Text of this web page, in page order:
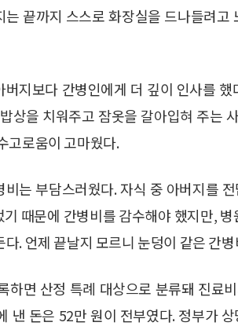
끝까지 스스로 화장실을 드나들려
지보다 간병인에게 더 깊이 인사를
상을 치워주고 잠옷을 갈아입혀 주는
고로움이 고마웠다.
는 부담스러웠다. 자식 중 아버지를
때문에 간병비를 감수해야 했지만,
. 언제 끝날지 모르니 눈덩이 같은 간
하면 산정 특례 대상으로 분류돼 진료
낸 돈은 52만 원이 전부였다. 정부가